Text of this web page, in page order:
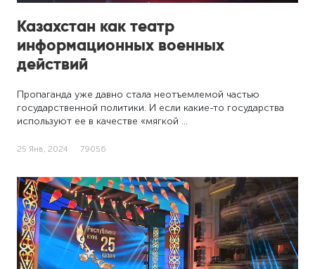
Казахстан как театр
информационных военных
действий
Пропаганда уже давно стала неотъемлемой частью
государственной политики. И если какие-то государства
используют ее в качестве «мягкой …
25 Янв, 2024 79056